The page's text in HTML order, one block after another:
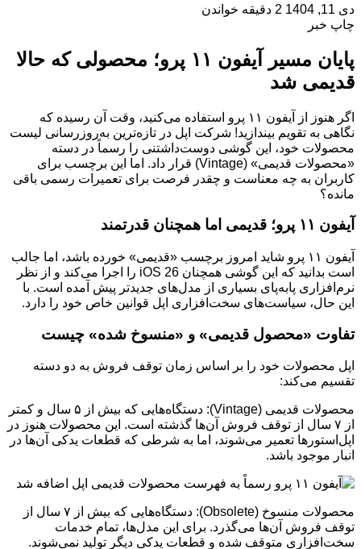
دی 11, 1404
2 دقیقه خواندن
چاپ خبر
پایان مسیر آیفون ۱۱ پرو؛ محصولی که حالا
قدیمی شد
اگر هنوز از آیفون ۱۱ پرو استفاده می‌کنید، وقت آن رسیده که
نگاهی به تقویم بیندازید! شرکت اپل در تازه‌ترین به‌روزرسانی لیست
محصولات خود، این گوشی دوست‌داشتنی را رسماً در دسته
«محصولات قدیمی» (Vintage) قرار داد. اما این برچسب برای
کاربران به چه معناست و چقدر فرصت برای تعمیرات رسمی باقی
مانده؟
آیفون ۱۱ پرو؛ قدیمی اما همچنان قدرتمند
آیفون ۱۱ پرو شاید امروز برچسب «قدیمی» خورده باشد، اما جالب
است بدانید که این گوشی همچنان iOS 26 را اجرا می‌کند و از نظر
نرم‌افزاری پا‌به‌پای بسیاری از مدل‌های جدیدتر پیش آمده است. با
این حال، سیاست‌های سخت‌افزاری اپل قوانین خاص خود را دارد.
تفاوت «محصول قدیمی» و «منسوخ شده» چیست
اپل محصولات خود را بر اساس زمان توقف فروش به دو دسته
تقسیم می‌کند:
محصولات قدیمی (Vintage): دستگاه‌هایی که بیش از ۵ سال و کمتر
از ۷ سال از توقف فروش آن‌ها گذشته است. این محصولات هنوز در
اپل‌استورها تعمیر می‌شوند، اما به شرطی که قطعات یدکی آن‌ها در
انبار موجود باشد.
محصولات منسوخ (Obsolete): دستگاه‌هایی که بیش از ۷ سال از
توقف فروش آن‌ها می‌گذرد. برای این مدل‌ها، تمام خدمات
سخت‌افزاری متوقف شده و قطعات یدکی دیگر تولید نمی‌شوند.